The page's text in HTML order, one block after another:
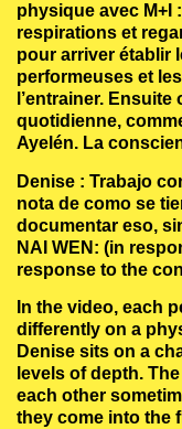
physique avec M+I
respirations et
pour arriver établir
performeuses et
l’entrainer.
quotidienne,
Ayelén. La
Denise : Trabajo
nota de como se
documentar eso,
NAI WEN: (in
response to the
In the video, each
differently on a
Denise sits on a
levels of depth.
each other
they come into the